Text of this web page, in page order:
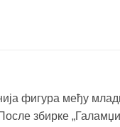
фигура међу
збирке